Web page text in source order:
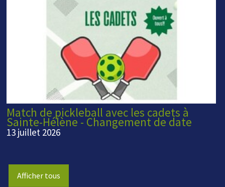
Match de pickleball avec les cadets à
Sainte-Hélène - Changement de date
13 juillet 2026
Afficher tous